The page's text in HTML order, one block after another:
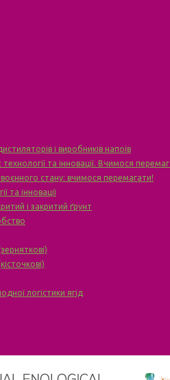
і виробників напоїв
та інновації. Вчимося
стану: вчимося перемагати!
та інновації
і закритий ґрунт
логістики ягід